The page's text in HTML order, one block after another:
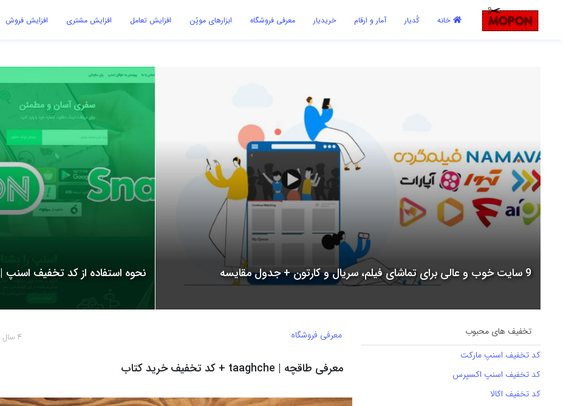
خانه کُدیار آمار و ارقام خریدیار معرفی فروشگاه ابزارهای موپُن افزایش تعامل افزایش مشتری افزایش فروش اشتراک گذاری
9 سایت خوب و عالی برای تماشای فیلم، سریال و کارتون + جدول مقایسه نحوه استفاده از کد تخفیف اسنپ | snapp
تخفیف های محبوب
کد تخفیف اسنپ مارکت
کد تخفیف اسنپ اکسپرس
کد تخفیف اکالا
4 سال پیش معرفی فروشگاه
معرفی طاقچه | taaghche + کد تخفیف خرید کتاب